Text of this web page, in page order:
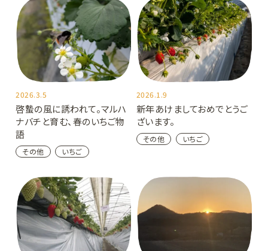
2026.3.5
啓蟄の風に誘われて。マルハ
ナバチと育む、春のいちご物
語
その他 いちご
2026.1.9
新年あけましておめでとうご
ざいます。
その他 いちご